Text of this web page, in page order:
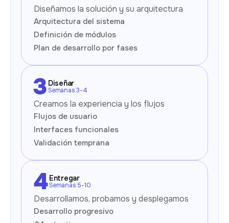
Diseñamos la solución y su arquitectura
Arquitectura del sistema
Definición de módulos
Plan de desarrollo por fases
Diseñar
Semanas 3-4
Creamos la experiencia y los flujos
Flujos de usuario
Interfaces funcionales
Validación temprana
Entregar
Semanas 5-10
Desarrollamos, probamos y desplegamos
Desarrollo progresivo